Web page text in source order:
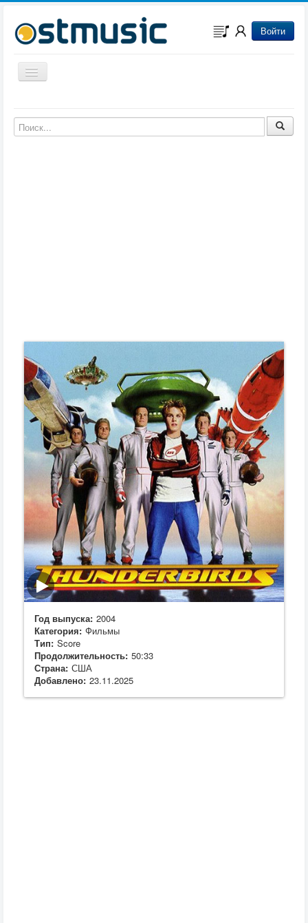
Войти
Включить/выключить навигацию
Музыка из мультфильмов
Музыка из сериалов
Год выпуска: 2004
Категория: Фильмы
Тип: Score
Продолжительность: 50:33
Страна: США
Добавлено: 23.11.2025